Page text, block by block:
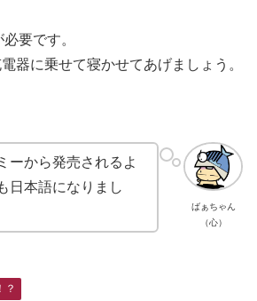
要です。
器に乗せて寝かせてあげましょう。
ばぁちゃん
（心）
ーから発売されるよ
日本語になりまし
？